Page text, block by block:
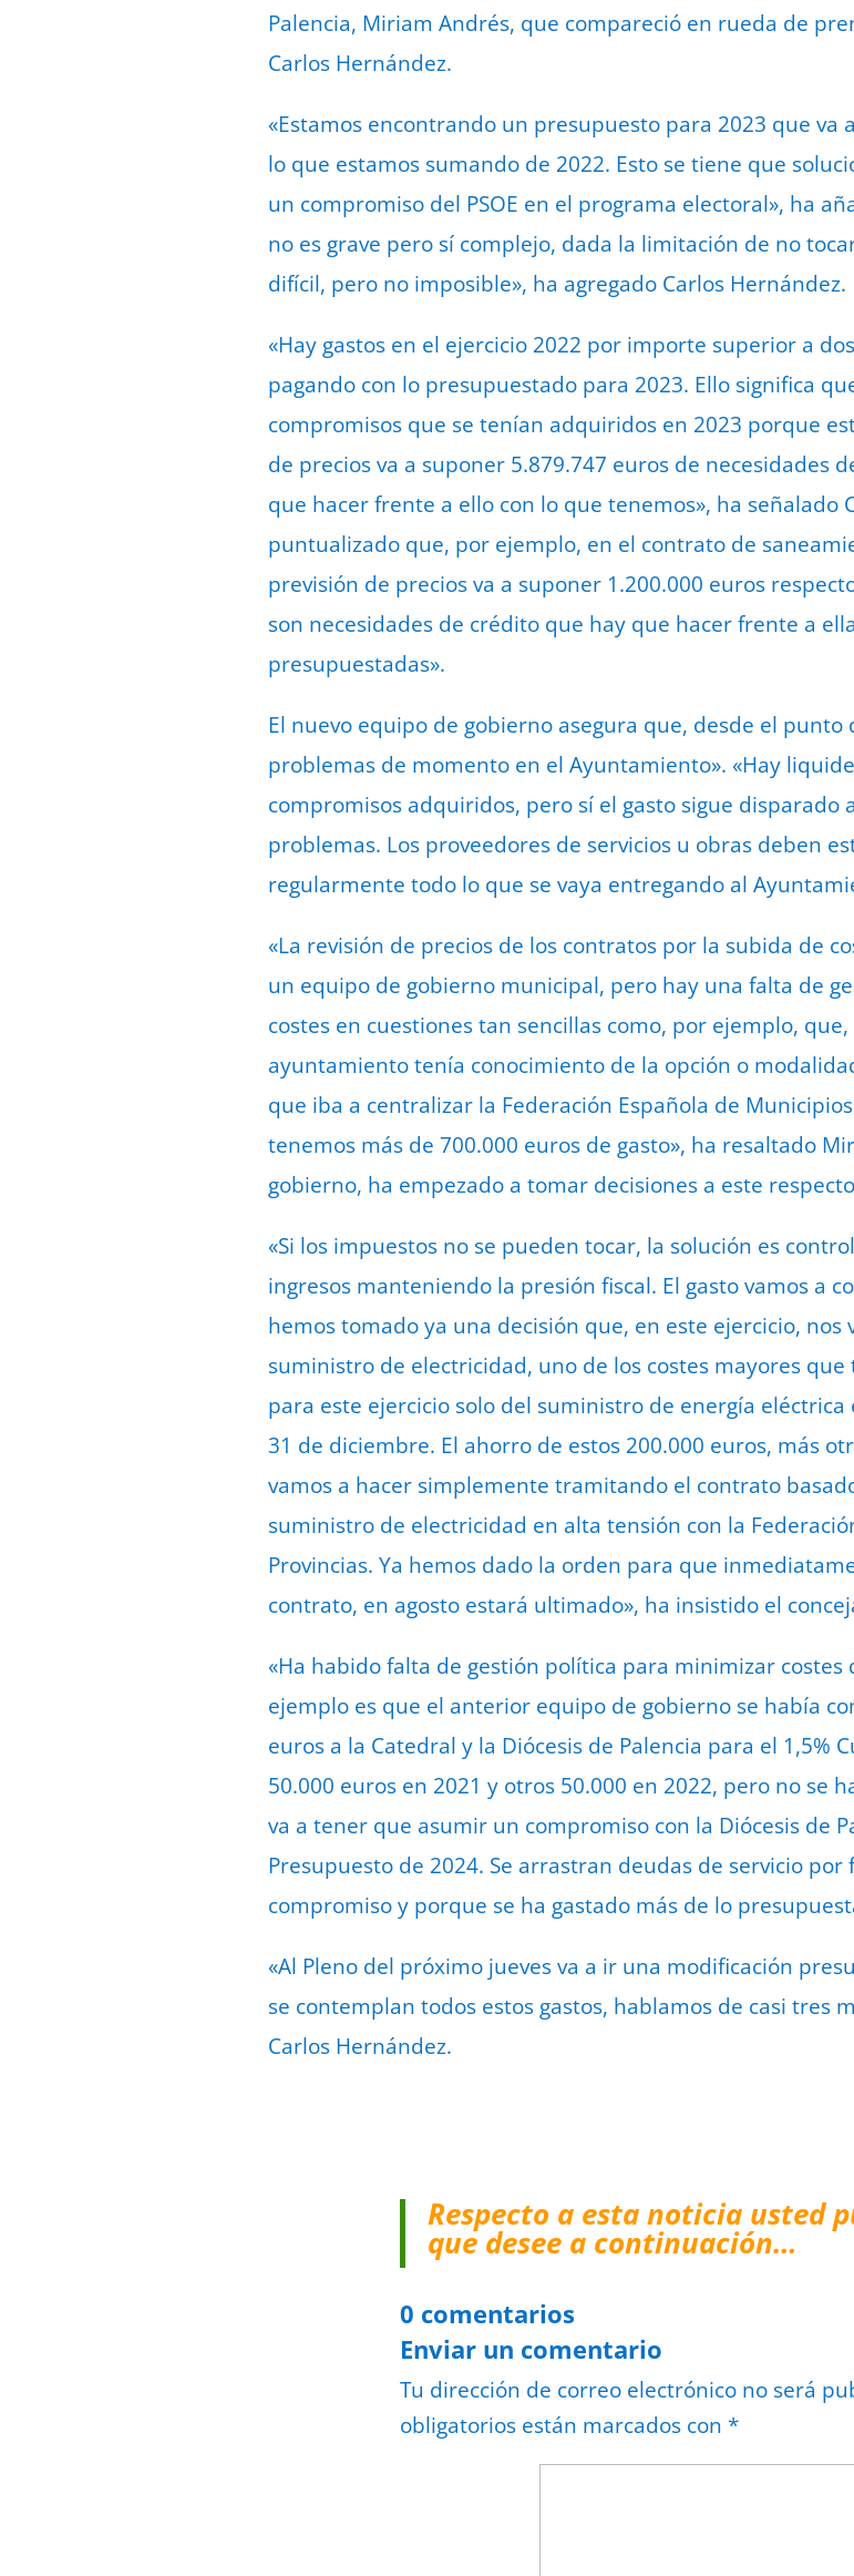
Palencia, Miriam Andrés, que compareció en rueda de
Carlos Hernández.
«Estamos encontrando un presupuesto para 2023 que
lo que estamos sumando de 2022. Esto se tiene que
un compromiso del PSOE en el programa electoral», ha
no es grave pero sí complejo, dada la limitación de no
difícil, pero no imposible», ha agregado Carlos Hernández.
«Hay gastos en el ejercicio 2022 por importe superior a
pagando con lo presupuestado para 2023. Ello significa
compromisos que se tenían adquiridos en 2023 porque
de precios va a suponer 5.879.747 euros de necesidades
que hacer frente a ello con lo que tenemos», ha señalado
puntualizado que, por ejemplo, en el contrato de
previsión de precios va a suponer 1.200.000 euros
son necesidades de crédito que hay que hacer frente a
presupuestadas».
El nuevo equipo de gobierno asegura que, desde el punto
problemas de momento en el Ayuntamiento». «Hay
compromisos adquiridos, pero sí el gasto sigue
problemas. Los proveedores de servicios u obras deben
regularmente todo lo que se vaya entregando al
«La revisión de precios de los contratos por la subida de
un equipo de gobierno municipal, pero hay una falta de
costes en cuestiones tan sencillas como, por ejemplo,
ayuntamiento tenía conocimiento de la opción o
que iba a centralizar la Federación Española de
tenemos más de 700.000 euros de gasto», ha resaltado
gobierno, ha empezado a tomar decisiones a este
«Si los impuestos no se pueden tocar, la solución es
ingresos manteniendo la presión fiscal. El gasto vamos a
hemos tomado ya una decisión que, en este ejercicio, nos
suministro de electricidad, uno de los costes mayores
para este ejercicio solo del suministro de energía
31 de diciembre. El ahorro de estos 200.000 euros, más
vamos a hacer simplemente tramitando el contrato
suministro de electricidad en alta tensión con la
Provincias. Ya hemos dado la orden para que
contrato, en agosto estará ultimado», ha insistido el
«Ha habido falta de gestión política para minimizar
ejemplo es que el anterior equipo de gobierno se había
euros a la Catedral y la Diócesis de Palencia para el 1,5%
50.000 euros en 2021 y otros 50.000 en 2022, pero no se
va a tener que asumir un compromiso con la Diócesis de
Presupuesto de 2024. Se arrastran deudas de servicio
compromiso y porque se ha gastado más de lo
«Al Pleno del próximo jueves va a ir una modificación
se contemplan todos estos gastos, hablamos de casi tres
Carlos Hernández.
Respecto a esta noticia usted
que desee a continuación…
0 comentarios
Enviar un comentario
Tu dirección de correo electrónico no será
obligatorios están marcados con *